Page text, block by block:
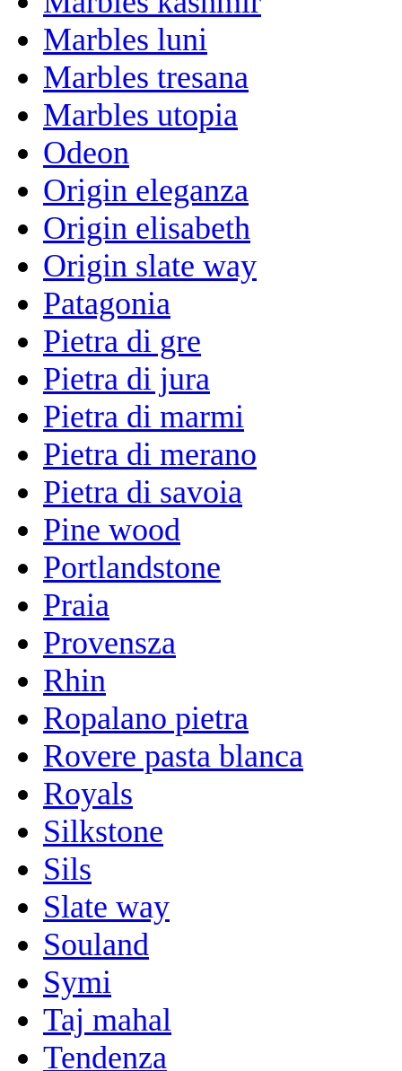
Marbles luni
Marbles tresana
Marbles utopia
Odeon
Origin eleganza
Origin elisabeth
Origin slate way
Patagonia
Pietra di gre
Pietra di jura
Pietra di marmi
Pietra di merano
Pietra di savoia
Pine wood
Portlandstone
Praia
Provensza
Rhin
Ropalano pietra
Rovere pasta blanca
Royals
Silkstone
Sils
Slate way
Souland
Symi
Taj mahal
Tendenza